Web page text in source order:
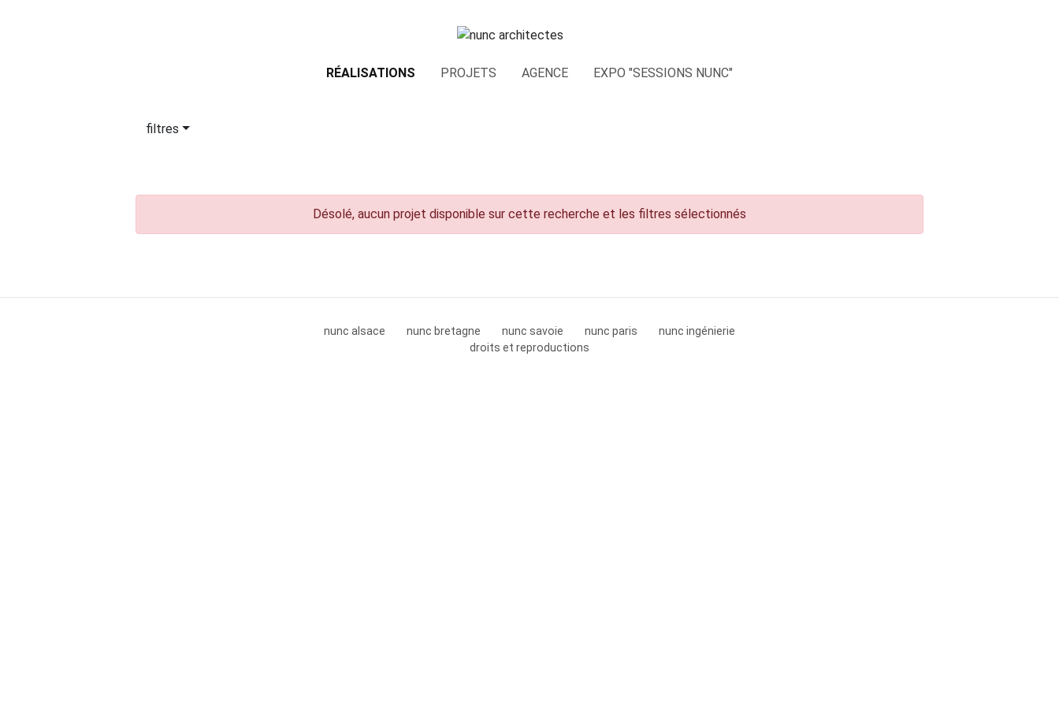
RÉALISATIONS PROJETS AGENCE EXPO "SESSIONS NUNC"
filtres
Désolé, aucun projet disponible sur cette recherche et les filtres sélectionnés
nunc alsace nunc bretagne nunc savoie nunc paris
nunc ingénierie
droits et reproductions